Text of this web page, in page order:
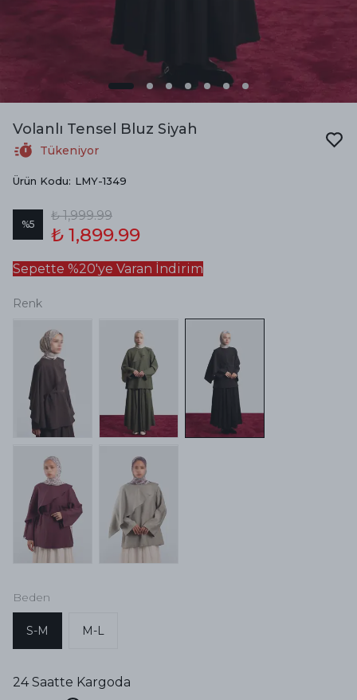
Volanlı Tensel Bluz Siyah
Tükeniyor
Ürün Kodu: LMY-1349
%5
₺ 1,999.99
₺ 1,899.99
Sepette %20'ye Varan İndirim
Renk
Beden
S-M M-L
24 Saatte Kargoda